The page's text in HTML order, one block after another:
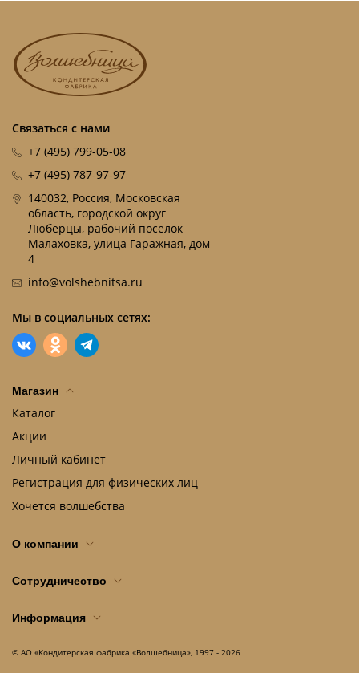
Связаться с нами
+7 (495) 799-05-08
+7 (495) 787-97-97
140032, Россия, Московская
область, городской округ
Люберцы, рабочий поселок
Малаховка, улица Гаражная, дом
4
info@volshebnitsa.ru
Мы в социальных сетях:
Магазин
Каталог
Акции
Личный кабинет
Регистрация для физических лиц
Хочется волшебства
О компании
Сотрудничество
Информация
© АО «Кондитерская фабрика «Волшебница», 1997 - 2026